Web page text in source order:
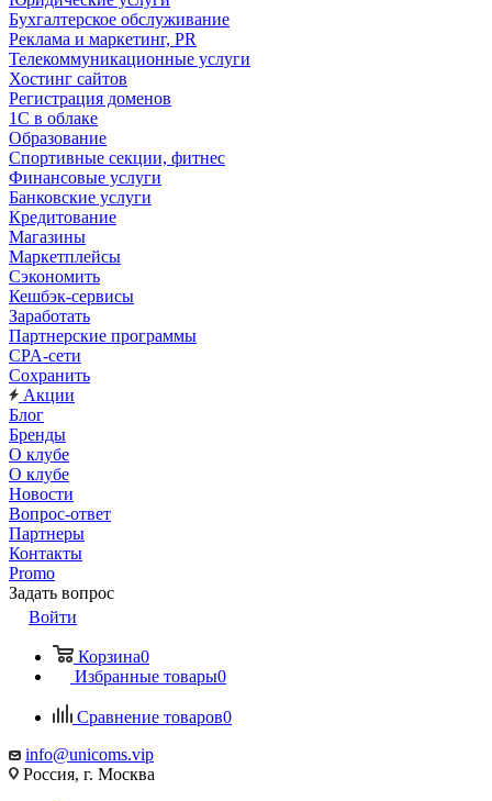
Бухгалтерское обслуживание
Реклама и маркетинг, PR
Телекоммуникационные услуги
Хостинг сайтов
Регистрация доменов
1С в облаке
Образование
Спортивные секции, фитнес
Финансовые услуги
Банковские услуги
Кредитование
Магазины
Маркетплейсы
Сэкономить
Кешбэк-сервисы
Заработать
Партнерские программы
CPA-сети
Сохранить
Акции
Блог
Бренды
О клубе
О клубе
Новости
Вопрос-ответ
Партнеры
Контакты
Promo
Задать вопрос
Войти
Корзина0
Избранные товары0
Сравнение товаров0
info@unicoms.vip
Россия, г. Москва